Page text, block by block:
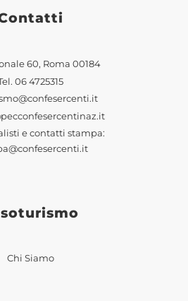
60, Roma 00184
06 4725315
e contatti stampa:
Chi Siamo